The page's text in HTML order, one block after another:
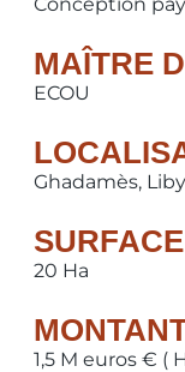
MAÎTRE
ECOU
Ghadamès,
20 Ha
1,5 M euros € (